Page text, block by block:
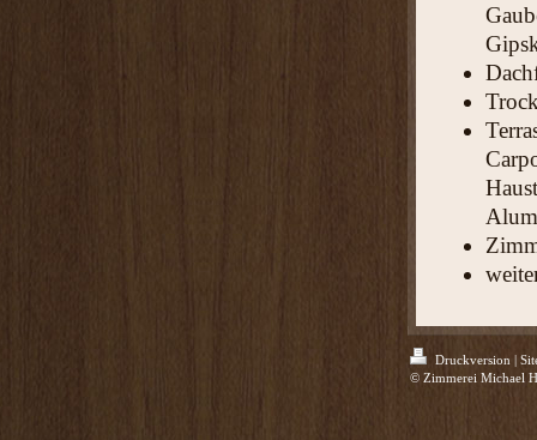
Druckversion |
© Zimmerei Michael